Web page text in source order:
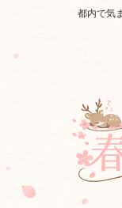
都内で気